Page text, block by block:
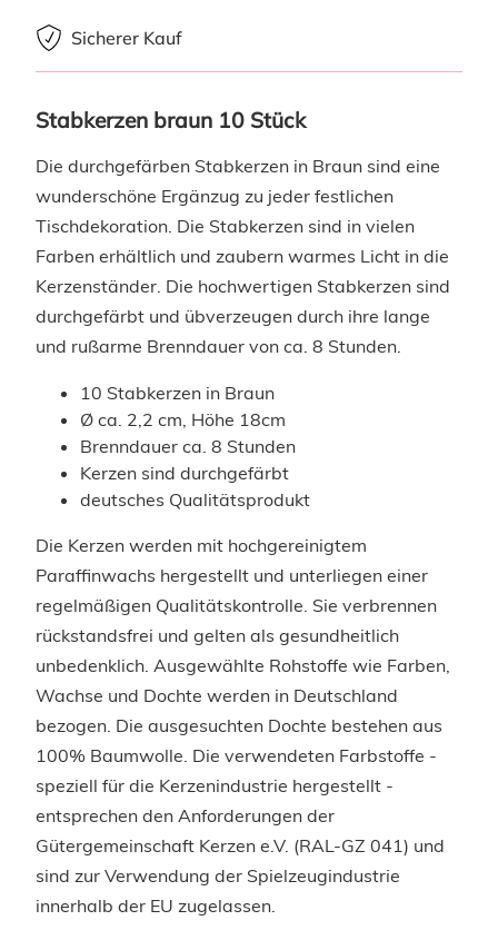
Sicherer Kauf
Stabkerzen braun 10 Stück
Die durchgefärben Stabkerzen in Braun sind eine
wunderschöne Ergänzug zu jeder festlichen
Tischdekoration. Die Stabkerzen sind in vielen
Farben erhältlich und zaubern warmes Licht in die
Kerzenständer. Die hochwertigen Stabkerzen sind
durchgefärbt und übverzeugen durch ihre lange
und rußarme Brenndauer von ca. 8 Stunden.
10 Stabkerzen in Braun
Ø ca. 2,2 cm, Höhe 18cm
Brenndauer ca. 8 Stunden
Kerzen sind durchgefärbt
deutsches Qualitätsprodukt
Die Kerzen werden mit hochgereinigtem
Paraffinwachs hergestellt und unterliegen einer
regelmäßigen Qualitätskontrolle. Sie verbrennen
rückstandsfrei und gelten als gesundheitlich
unbedenklich. Ausgewählte Rohstoffe wie Farben,
Wachse und Dochte werden in Deutschland
bezogen. Die ausgesuchten Dochte bestehen aus
100% Baumwolle. Die verwendeten Farbstoffe -
speziell für die Kerzenindustrie hergestellt -
entsprechen den Anforderungen der
Gütergemeinschaft Kerzen e.V. (RAL-GZ 041) und
sind zur Verwendung der Spielzeugindustrie
innerhalb der EU zugelassen.